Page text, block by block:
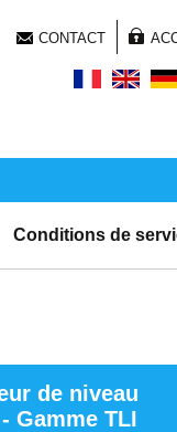
CONTACT
Conditions de
de niveau
Gamme TLI